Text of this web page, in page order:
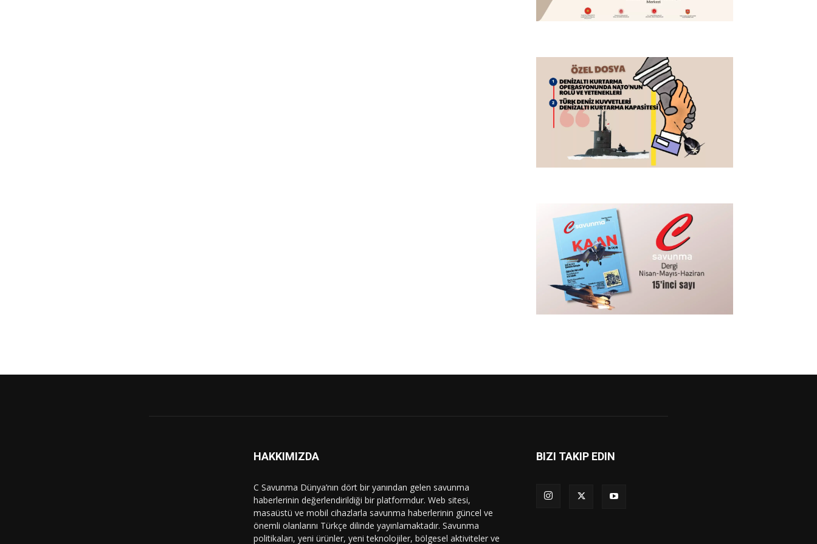
HAKKIMIZDA
C Savunma Dünya’nın dört bir yanından gelen savunma
haberlerinin değerlendirildiği bir platformdur. Web sitesi,
masaüstü ve mobil cihazlarla savunma haberlerinin güncel ve
önemli olanlarını Türkçe dilinde yayınlamaktadır. Savunma
politikaları, yeni ürünler, yeni teknolojiler, bölgesel aktiviteler ve
BIZI TAKIP EDIN